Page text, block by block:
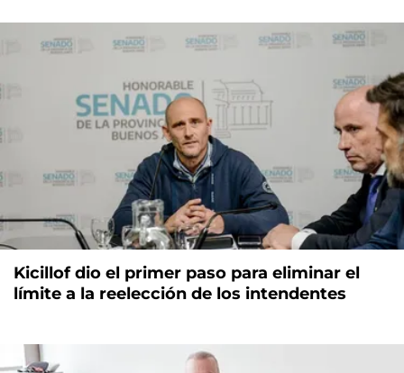
Kicillof dio el primer paso para eliminar el
límite a la reelección de los intendentes